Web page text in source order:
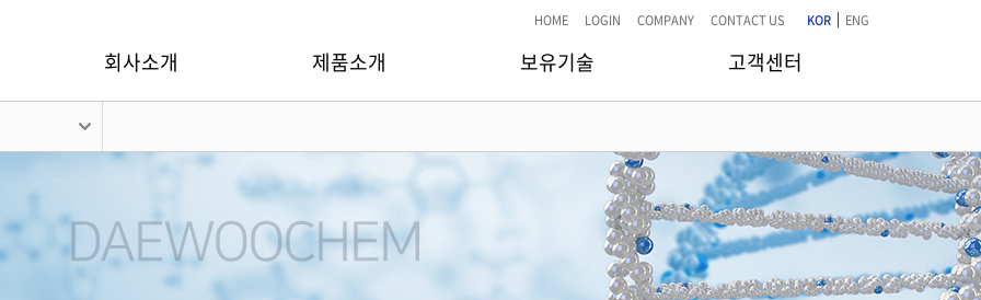
HOME LOGIN COMPANY CONTACT US KOR | ENG
회사소개 제품소개 보유기술 고객센터